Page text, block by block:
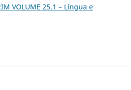
VOLUME 25.1 – Língua e